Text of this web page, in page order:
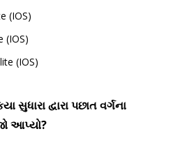
(IOS)
(IOS)
(IOS)
સુધારા દ્વારા પછાત વર્ગના
આપ્યો?